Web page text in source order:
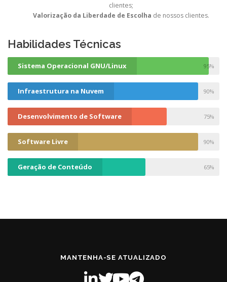
clientes;
Valorização da Liberdade de Escolha de nossos clientes.
Habilidades Técnicas
Sistema Operacional GNU/Linux 95%
Infraestrutura na Nuvem 90%
Desenvolvimento de Software 75%
Software Livre 90%
Geração de Conteúdo 65%
MANTENHA-SE ATUALIZADO